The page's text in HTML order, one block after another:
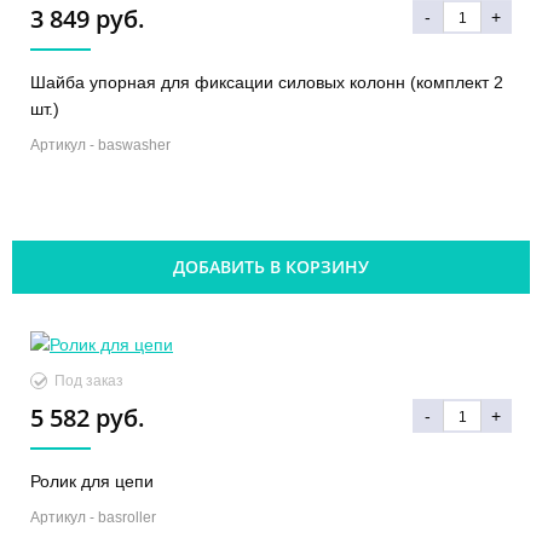
3 849 руб. - +
Шайба упорная для фиксации силовых колонн (комплект 2
шт.)
Артикул - baswasher
ДОБАВИТЬ В КОРЗИНУ
Под заказ
5 582 руб. - +
Ролик для цепи
Артикул - basroller